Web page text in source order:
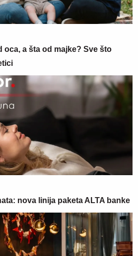
oca, a šta od majke? Sve što
nova linija paketa ALTA banke